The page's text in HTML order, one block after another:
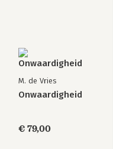
M. de Vries
Onwaardigheid
€ 79,00